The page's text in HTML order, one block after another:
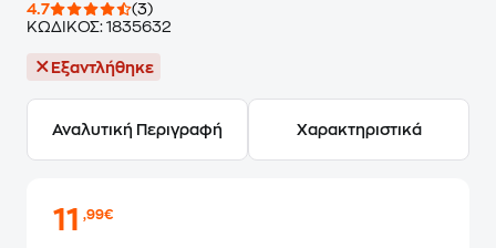
4.7
(3)
ΚΩΔΙΚΟΣ: 1835632
Εξαντλήθηκε
Αναλυτική Περιγραφή Χαρακτηριστικά
11,99€